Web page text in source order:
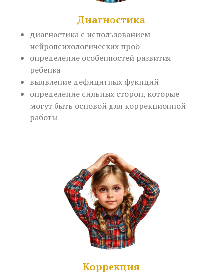
Диагностика
диагностика с использованием
нейропсихологических проб
определение особенностей развития
ребенка
выявление дефицитных фукнций
определение сильных сторон, которые
могут быть основой для коррекционной
работы
Коррекция